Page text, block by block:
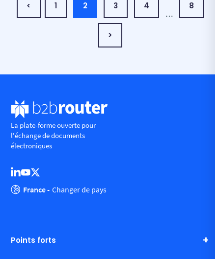
< 1 2 3 4
…
8
>
La plate-forme ouverte pour
l'échange de documents
électroniques
France - Changer de pays
Points forts